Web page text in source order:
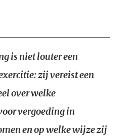
is niet louter een
zij vereist een
over welke
vergoeding in
en op welke wijze zij